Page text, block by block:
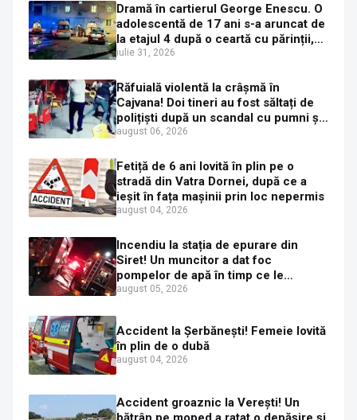
Dramă în cartierul George Enescu. O
adolescentă de 17 ani s-a aruncat de
la etajul 4 după o ceartă cu părinții,
pe fondul consumului de alcool în
iulie 31, 2026
Răfuială violentă la crâșmă în
Cajvana! Doi tineri au fost săltați de
polițiști după un scandal cu pumni și
mașini distruse
august 06, 2026
Fetiță de 6 ani lovită în plin pe o
stradă din Vatra Dornei, după ce a
ieșit în fața mașinii prin loc nepermis
august 04, 2026
Incendiu la stația de epurare din
Siret! Un muncitor a dat foc
pompelor de apă în timp ce le
alimenta cu combustibil
august 05, 2026
Accident la Șerbănești! Femeie lovită
în plin de o dubă
august 04, 2026
Accident groaznic la Verești! Un